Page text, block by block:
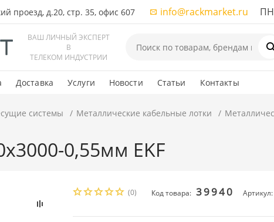
проезд, д.20, стр. 35, офис 607 info@rackmarket.ru ПН-
ВАШ ЛИЧНЫЙ ЭКСПЕРТ
В
ТЕЛЕКОМ ИНДУСТРИИ
Доставка Услуги Новости Статьи Контакты
системы Металлические кабельные лотки
0,55мм EKF
(0) Код товара: 39940